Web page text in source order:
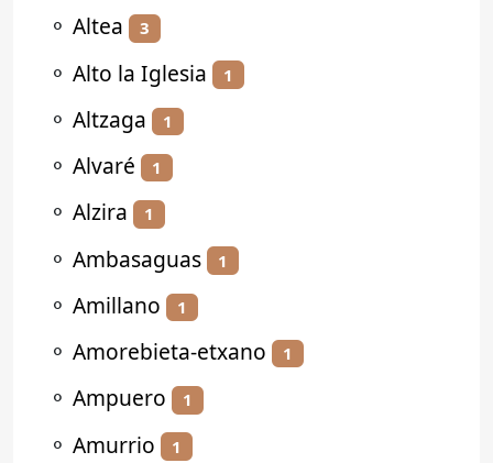
⚬ Altea 3
⚬ Alto la Iglesia 1
⚬ Altzaga 1
⚬ Alvaré 1
⚬ Alzira 1
⚬ Ambasaguas 1
⚬ Amillano 1
⚬ Amorebieta-etxano 1
⚬ Ampuero 1
⚬ Amurrio 1